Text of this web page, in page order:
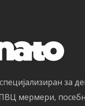
за
мермери,